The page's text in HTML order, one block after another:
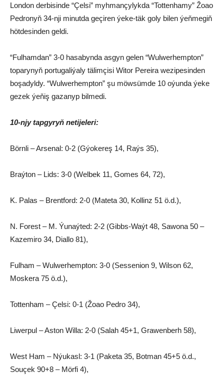
London derbisinde “Çelsi” myhmançylykda “Tottenhamy” Žoao
Pedronyň 34-nji minutda geçiren ýeke-täk goly bilen ýeňmegiň
hötdesinden geldi.
“Fulhamdan” 3-0 hasabynda asgyn gelen “Wulwerhempton”
toparynyň portugaliýaly tälimçisi Witor Pereira wezipesinden
boşadyldy. “Wulwerhempton” şu möwsümde 10 oýunda ýeke
gezek ýeňiş gazanyp bilmedi.
10-njy tapgyryň netijeleri:
Börnli – Arsenal: 0-2 (Gýokereş 14, Raýs 35),
Braýton – Lids: 3-0 (Welbek 11, Gomes 64, 72),
K. Palas – Brentford: 2-0 (Mateta 30, Kollinz 51 ö.d.),
N. Forest – M. Ýunaýted: 2-2 (Gibbs-Waýt 48, Sawona 50 –
Kazemiro 34, Diallo 81),
Fulham – Wulwerhempton: 3-0 (Sessenion 9, Wilson 62,
Moskera 75 ö.d.),
Tottenham – Çelsi: 0-1 (Žoao Pedro 34),
Liwerpul – Aston Willa: 2-0 (Salah 45+1, Grawenberh 58),
West Ham – Nýukasl: 3-1 (Paketa 35, Botman 45+5 ö.d.,
Souçek 90+8 – Mörfi 4),